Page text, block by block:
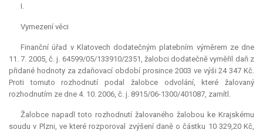
I.
Vymezení věci
Finanční úřad v Klatovech dodatečným platebním výměrem ze dne
11. 7. 2005, č. j. 64599/05/133910/2351, žalobci dodatečně vyměřil daň z
přidané hodnoty za zdaňovací období prosince 2003 ve výši 24 347 Kč.
Proti tomuto rozhodnutí podal žalobce odvolání, které žalovaný
rozhodnutím ze dne 4. 10. 2006, č. j. 8915/06-1300/401087, zamítl.
Žalobce napadl toto rozhodnutí žalovaného žalobou ke Krajskému
soudu v Plzni, ve které rozporoval zvýšení daně o částku 10 329,20 Kč,